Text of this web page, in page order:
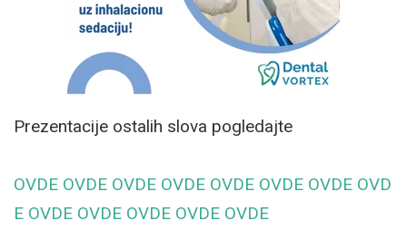
Prezentacije ostalih slova pogledajte
OVDE OVDE OVDE OVDE OVDE OVDE OVDE OVD
E OVDE OVDE OVDE OVDE OVDE